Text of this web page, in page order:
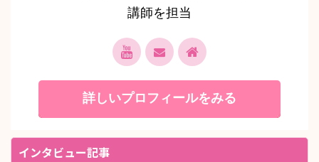
講師を担当
詳しいプロフィールをみる
インタビュー記事